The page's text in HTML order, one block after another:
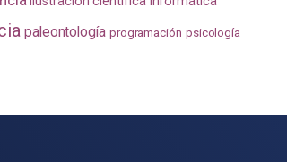
paleontología programación psicología